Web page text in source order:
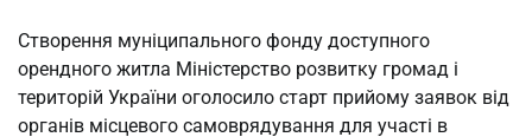
Створення муніципального фонду доступного
орендного житла Міністерство розвитку громад і
територій України оголосило старт прийому заявок від
органів місцевого самоврядування для участі в